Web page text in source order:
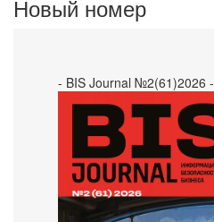
Новый номер
- BIS Journal №2(61)2026 -